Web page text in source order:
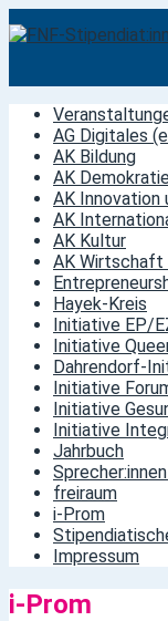
zum
AG Digitales
AK Bildung
AK
AK Innovation
AK
AK Kultur
AK Wirtschaft
Hayek-Kreis
Initiative EP/
Initiative
Dahrendorf-
Initiative
Initiative
Initiative
Jahrbuch
freiraum
i-Prom
Impressum
i-Prom